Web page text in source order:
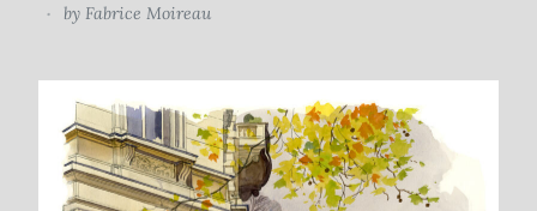
by Fabrice Moireau